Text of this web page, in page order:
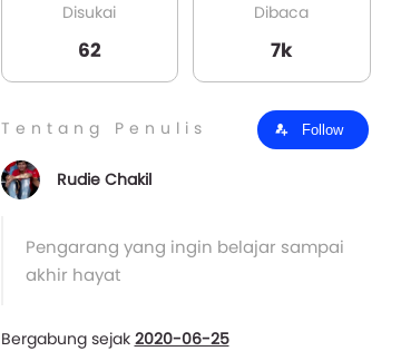
Disukai
62
Dibaca
7k
Tentang Penulis Follow
Rudie Chakil
Pengarang yang ingin belajar sampai
akhir hayat
Bergabung sejak 2020-06-25